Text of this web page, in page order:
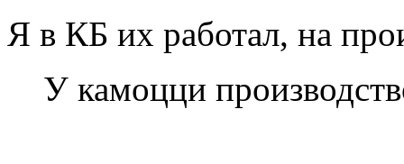
Я в КБ их работал, на
У камоцци